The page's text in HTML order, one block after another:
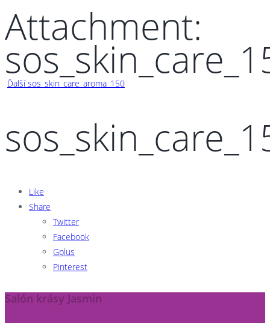
Attachment:
Ďalšísos_skin_care_aroma_150
Like
Share
Twitter
Facebook
Gplus
Pinterest
Salón krásy Jasmin